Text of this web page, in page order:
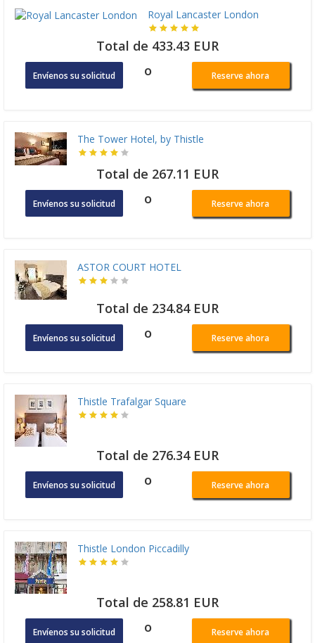
Royal Lancaster London
Total de 433.43 EUR
Envíenos su solicitud o Reserve ahora
The Tower Hotel, by Thistle
Total de 267.11 EUR
Envíenos su solicitud o Reserve ahora
ASTOR COURT HOTEL
Total de 234.84 EUR
Envíenos su solicitud o Reserve ahora
Thistle Trafalgar Square
Total de 276.34 EUR
Envíenos su solicitud o Reserve ahora
Thistle London Piccadilly
Total de 258.81 EUR
Envíenos su solicitud o Reserve ahora